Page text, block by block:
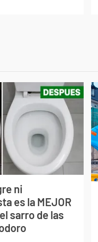
ni
es la MEJOR
sarro de las